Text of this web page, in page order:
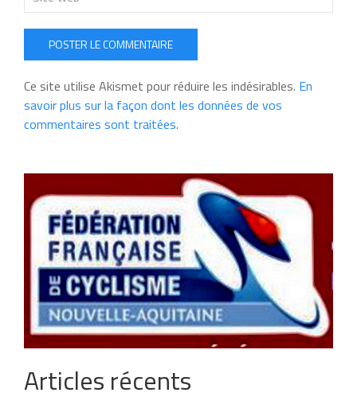
POSTER LE COMMENTAIRE
Ce site utilise Akismet pour réduire les indésirables. En
savoir plus sur la façon dont les données de vos
commentaires sont traitées.
Articles récents